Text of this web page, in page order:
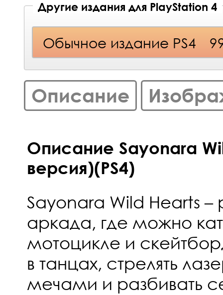
Другие издания для PlayStation 4
Обычное издание PS4
Описание
Описание Sayonara
версия)(PS4)
Sayonara Wild Hearts –
аркада, где можно
мотоцикле и
в танцах, стрелять
мечами и разбивать